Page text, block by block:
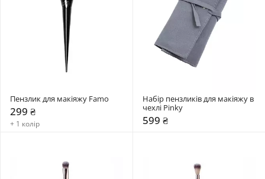
Пензлик для макіяжу Famo
299 ₴
+ 1 колір
Набір пензликів для макіяжу в
чехлі Pinky
599 ₴